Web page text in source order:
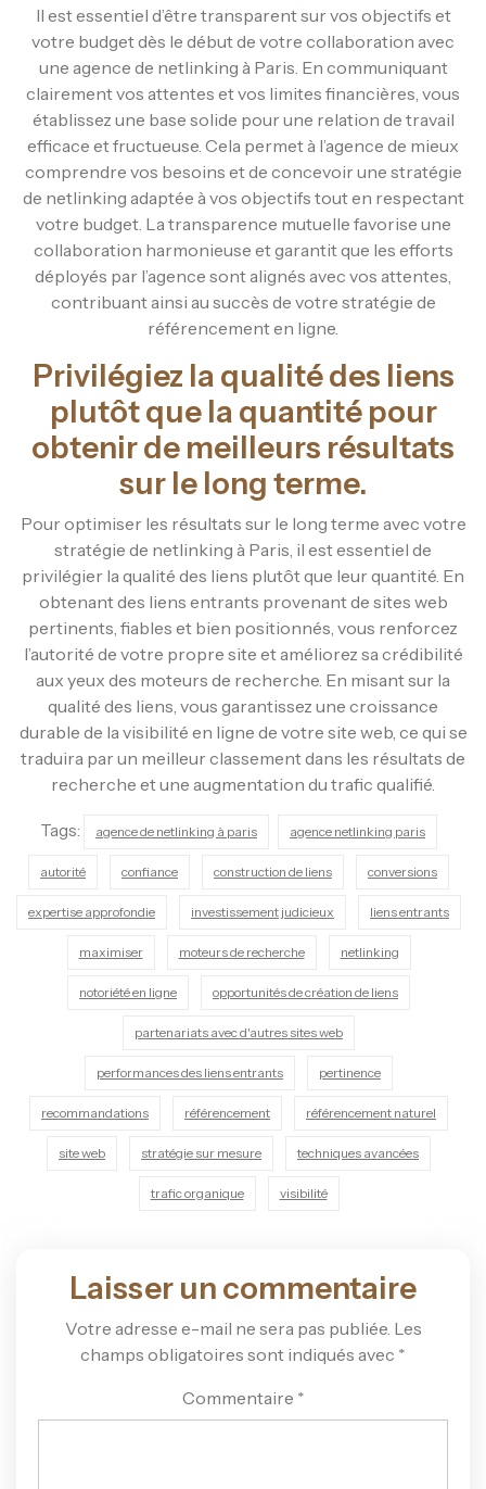
Il est essentiel d’être transparent sur vos objectifs et
votre budget dès le début de votre collaboration avec
une agence de netlinking à Paris. En communiquant
clairement vos attentes et vos limites financières, vous
établissez une base solide pour une relation de travail
efficace et fructueuse. Cela permet à l’agence de mieux
comprendre vos besoins et de concevoir une stratégie
de netlinking adaptée à vos objectifs tout en respectant
votre budget. La transparence mutuelle favorise une
collaboration harmonieuse et garantit que les efforts
déployés par l’agence sont alignés avec vos attentes,
contribuant ainsi au succès de votre stratégie de
référencement en ligne.
Privilégiez la qualité des liens
plutôt que la quantité pour
obtenir de meilleurs résultats
sur le long terme.
Pour optimiser les résultats sur le long terme avec votre
stratégie de netlinking à Paris, il est essentiel de
privilégier la qualité des liens plutôt que leur quantité. En
obtenant des liens entrants provenant de sites web
pertinents, fiables et bien positionnés, vous renforcez
l’autorité de votre propre site et améliorez sa crédibilité
aux yeux des moteurs de recherche. En misant sur la
qualité des liens, vous garantissez une croissance
durable de la visibilité en ligne de votre site web, ce qui se
traduira par un meilleur classement dans les résultats de
recherche et une augmentation du trafic qualifié.
Tags: agence de netlinking à paris agence netlinking paris
autorité confiance construction de liens conversions
expertise approfondie investissement judicieux liens entrants
maximiser moteurs de recherche netlinking
notoriété en ligne opportunités de création de liens
partenariats avec d'autres sites web
performances des liens entrants pertinence
recommandations référencement référencement naturel
site web stratégie sur mesure techniques avancées
trafic organique visibilité
Laisser un commentaire
Votre adresse e-mail ne sera pas publiée. Les
champs obligatoires sont indiqués avec *
Commentaire *